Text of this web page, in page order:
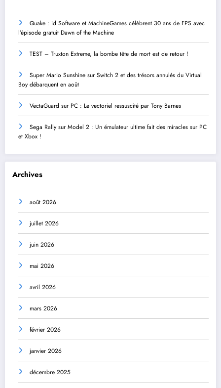
Quake : id Software et MachineGames célèbrent 30 ans de FPS avec
l’épisode gratuit Dawn of the Machine
TEST – Truxton Extreme, la bombe tête de mort est de retour !
Super Mario Sunshine sur Switch 2 et des trésors annulés du Virtual
Boy débarquent en août
VectaGuard sur PC : Le vectoriel ressuscité par Tony Barnes
Sega Rally sur Model 2 : Un émulateur ultime fait des miracles sur PC
et Xbox !
Archives
août 2026
juillet 2026
juin 2026
mai 2026
avril 2026
mars 2026
février 2026
janvier 2026
décembre 2025